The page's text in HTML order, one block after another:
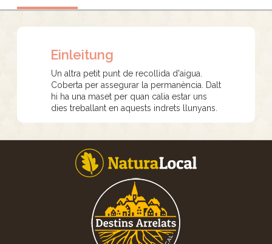
Einleitung
Un altra petit punt de recollida d'aigua.
Coberta per assegurar la permanència. Dalt
hi ha una maset per quan calia estar uns
dies treballant en aquests indrets llunyans.